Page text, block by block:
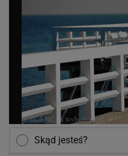
Skąd jesteś?